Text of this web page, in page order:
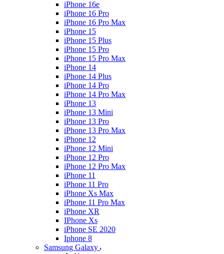
iPhone 16e
iPhone 16 Pro
iPhone 16 Pro Max
iPhone 15
iPhone 15 Plus
iPhone 15 Pro
iPhone 15 Pro Max
iPhone 14
iPhone 14 Plus
iPhone 14 Pro
iPhone 14 Pro Max
iPhone 13
iPhone 13 Mini
iPhone 13 Pro
iPhone 13 Pro Max
iPhone 12
iPhone 12 Mini
iPhone 12 Pro
iPhone 12 Pro Max
iPhone 11
iPhone 11 Pro
iPhone Xs Max
iPhone 11 Pro Max
iPhone XR
IPhone Xs
iPhone SE 2020
Iphone 8
Samsung Galaxy